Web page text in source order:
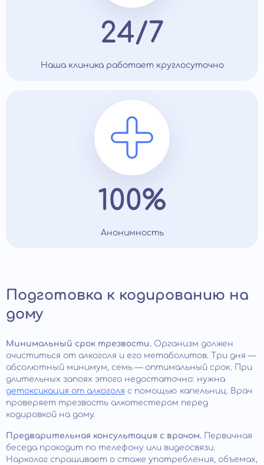
24/7
Наша клиника работает круглосуточно
100%
Анонимность
Подготовка к кодированию на
дому
Минимальный срок трезвости. Организм должен
очиститься от алкоголя и его метаболитов. Три дня —
абсолютный минимум, семь — оптимальный срок. При
длительных запоях этого недостаточно: нужна
детоксикация от алкоголя с помощью капельниц. Врач
проверяет трезвость алкотестером перед
кодировкой на дому.
Предварительная консультация с врачом.
Первичная
беседа проходит по телефону или видеосвязи.
Нарколог спрашивает о стаже употребления, объемах,